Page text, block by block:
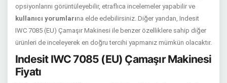
opsiyonlarını görüntüleyebilir, etraflıca incelemeler yapabilir ve
kullanıcı yorumlarına elde edebilirsiniz. Diğer yandan, Indesit
IWC 7085 (EU) Çamaşır Makinesi ile benzer özelliklere sahip diğer
ürünleri de inceleyerek en doğru tercihi yapmanız mümkün olacaktır.
Indesit IWC 7085 (EU) Çamaşır Makinesi
Fiyatı